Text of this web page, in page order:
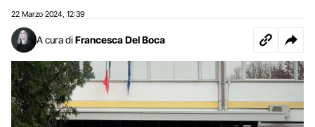
22 Marzo 2024 12:39
A cura di Francesca Del Boca